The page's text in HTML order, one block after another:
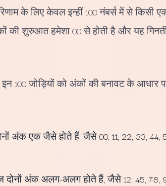
के लिए केवल इन्हीं 100 नंबर्स में से किसी
की शुरुआत हमेशा 00 से होती है और यह
100 जोड़ियों को अंकों की बनावट के आधार
अंक एक जैसे होते हैं, जैसे 00, 11, 22, 33, 44,
अंक अलग-अलग होते हैं, जैसे 12, 45, 78,